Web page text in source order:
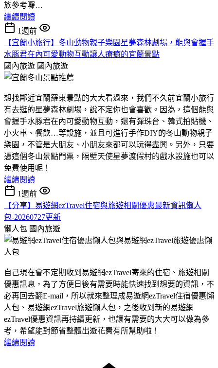
族參考囉…
繼續閱讀
1週前
【宜蘭小旅行】冬山動物親子樂園星夢森林劇場，能與會握手
水豚君在內可愛動物互動讓人療癒的宜蘭景點
國內旅遊 國內旅遊
想找鄰近宜蘭羅東景點的大大看過來，我們不久前宜蘭小旅行
有去逛的星夢森林劇場，說不定你也會喜歡。因為，這個能與
會握手水豚君在內可愛動物互動，還有彈珠台、韓式拍貼機、
小火車、餐飲…等設施，並且可進行手作DIY的冬山動物親子
樂園，不管是大朋友、小朋友來都可以玩得盡興。另外，只要
憑這個冬山景點門票，隔壁天使星夢渡假村的戲水設施也可以
免費使用呢！
繼續閱讀
1週前
【分享】易遊網ezTravel住宿與旅遊相關優惠最新資訊懶人
包-20260727更新
懶人包 國內旅遊
自己現在會不定期收到易遊網ezTravel寄來的住宿、旅遊相關
優惠訊息，為了方便日後有需要時能快速找到想要的資訊，不
必再回去翻E-mail，所以就來整理成易遊網ezTravel住宿優惠懶
人包、易遊網ezTravel旅遊懶人包，之後收到新的易遊網
ezTravel優惠資訊再持續更新，也讓有需要的大大可以做為參
考，希望能對節省整體出遊花費有所幫助啦！
繼續閱讀